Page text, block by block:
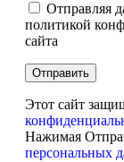
Отправляя
политикой
сайта
Этот сайт
Нажимая
персональных